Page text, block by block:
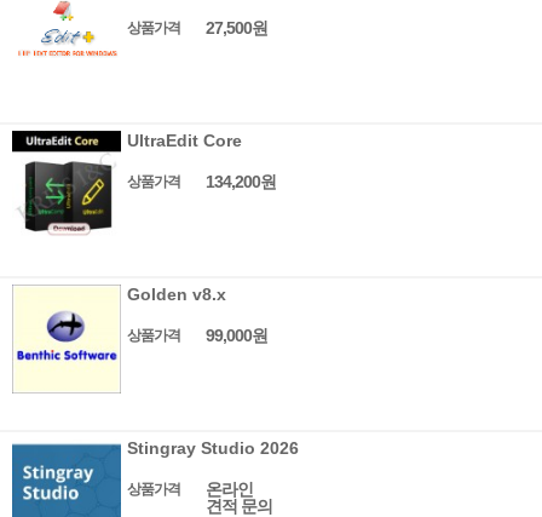
상품가격 27,500원
UltraEdit Core
상품가격 134,200원
Golden v8.x
상품가격 99,000원
Stingray Studio 2026
상품가격
온라인
견적 문의